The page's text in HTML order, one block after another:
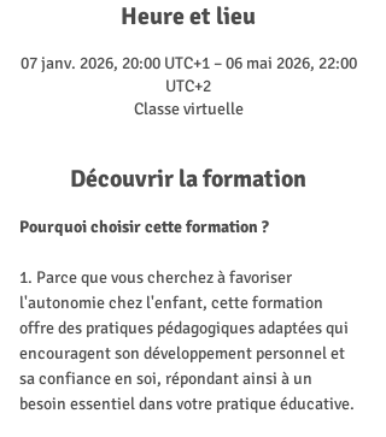
Heure et lieu
07 janv. 2026, 20:00 UTC+1 – 06 mai 2026, 22:00
UTC+2
Classe virtuelle
Découvrir la formation
Pourquoi choisir cette formation ?
1. Parce que vous cherchez à favoriser
l'autonomie chez l'enfant, cette formation
offre des pratiques pédagogiques adaptées qui
encouragent son développement personnel et
sa confiance en soi, répondant ainsi à un
besoin essentiel dans votre pratique éducative.